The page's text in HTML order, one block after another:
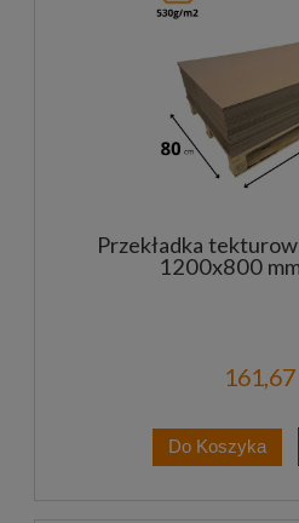
Przekładka
1200x800
161,67
Do Koszyka